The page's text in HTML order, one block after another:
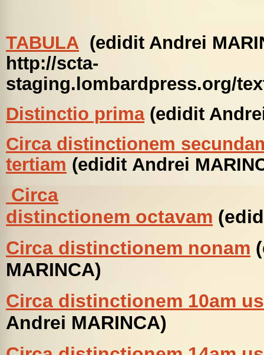
TABULA (edidit Andrei
http://scta-
staging.lombardpress.org/
Distinctio prima(edidit
Circa distinctionem
tertiam (edidit Andrei
Circa
distinctionem octavam
Circa distinctionem nonam
MARINCA)
Circa distinctionem 10am
Andrei MARINCA)